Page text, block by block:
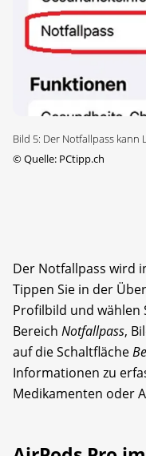
Bild 5: Der Notfallpass kann
©Quelle: PCtipp.ch
Der Notfallpass wird
Tippen Sie in der
Profilbild und wählen
Bereich Notfallpass,
auf die Schaltfläche
Informationen zu
Medikamenten oder